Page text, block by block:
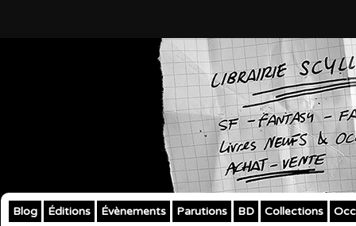
Blog Éditions Évènements Parutions BD Collections